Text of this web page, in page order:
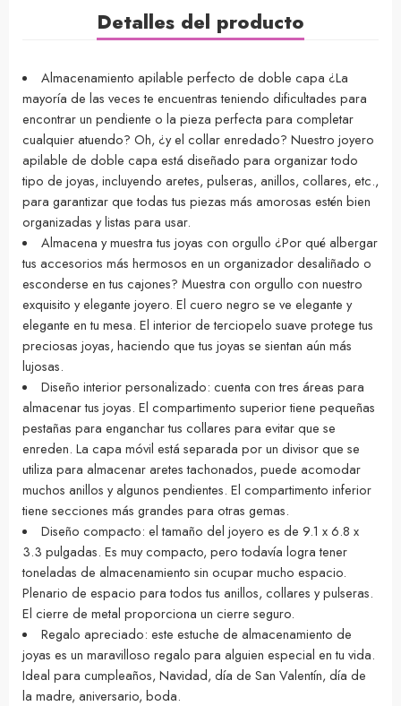
Detalles del producto
Almacenamiento apilable perfecto de doble capa ¿La
mayoría de las veces te encuentras teniendo dificultades para
encontrar un pendiente o la pieza perfecta para completar
cualquier atuendo? Oh, ¿y el collar enredado? Nuestro joyero
apilable de doble capa está diseñado para organizar todo
tipo de joyas, incluyendo aretes, pulseras, anillos, collares, etc.,
para garantizar que todas tus piezas más amorosas estén bien
organizadas y listas para usar.
Almacena y muestra tus joyas con orgullo ¿Por qué albergar
tus accesorios más hermosos en un organizador desaliñado o
esconderse en tus cajones? Muestra con orgullo con nuestro
exquisito y elegante joyero. El cuero negro se ve elegante y
elegante en tu mesa. El interior de terciopelo suave protege tus
preciosas joyas, haciendo que tus joyas se sientan aún más
lujosas.
Diseño interior personalizado: cuenta con tres áreas para
almacenar tus joyas. El compartimento superior tiene pequeñas
pestañas para enganchar tus collares para evitar que se
enreden. La capa móvil está separada por un divisor que se
utiliza para almacenar aretes tachonados, puede acomodar
muchos anillos y algunos pendientes. El compartimento inferior
tiene secciones más grandes para otras gemas.
Diseño compacto: el tamaño del joyero es de 9.1 x 6.8 x
3.3 pulgadas. Es muy compacto, pero todavía logra tener
toneladas de almacenamiento sin ocupar mucho espacio.
Plenario de espacio para todos tus anillos, collares y pulseras.
El cierre de metal proporciona un cierre seguro.
Regalo apreciado: este estuche de almacenamiento de
joyas es un maravilloso regalo para alguien especial en tu vida.
Ideal para cumpleaños, Navidad, día de San Valentín, día de
la madre, aniversario, boda.